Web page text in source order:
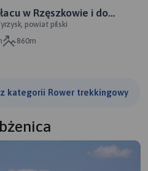
w Rzęszkowie i do
powiat pilski
860m
kategorii Rower trekkingowy